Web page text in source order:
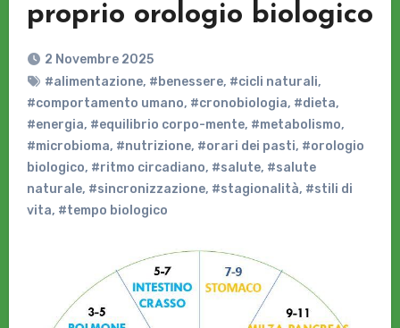
proprio orologio biologico
2 Novembre 2025
#alimentazione, #benessere, #cicli naturali,
#comportamento umano, #cronobiologia, #dieta,
#energia, #equilibrio corpo-mente, #metabolismo,
#microbioma, #nutrizione, #orari dei pasti, #orologio
biologico, #ritmo circadiano, #salute, #salute
naturale, #sincronizzazione, #stagionalità, #stili di
vita, #tempo biologico